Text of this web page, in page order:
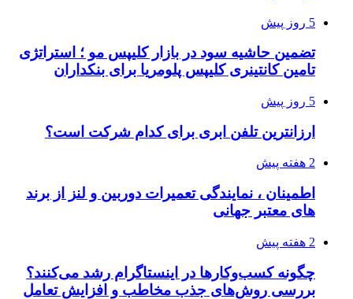
5 روز پیش
تضمین حاشیه سود در بازار کلیپس مو ؛ استراتژی
تامین کانتینری کلیپس پلومریا برای بنکداران
5 روز پیش
ارزانترین تلفن ابری برای کدام شرکت است؟
2 هفته پیش
اطمینان ، نمایندگی تعمیرات دوربین و لنز از برند
های معتبر جهانی
2 هفته پیش
چگونه کسب‌وکارها در اینستاگرام رشد می‌کنند؟
بررسی روش‌های جذب مخاطب و افزایش تعامل